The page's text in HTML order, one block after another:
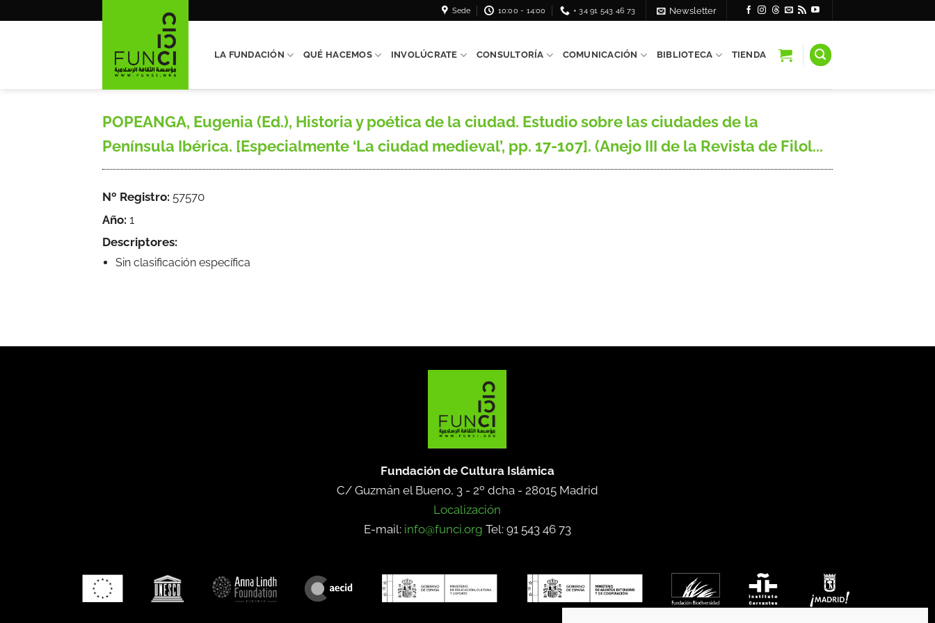
Sede 10:00 - 14:00 + 34 91 543 46 73 Newsletter
LA FUNDACIÓN QUÉ HACEMOS INVOLÚCRATE CONSULTORÍA COMUNICACIÓN BIBLIOTECA TIENDA
POPEANGA, Eugenia (Ed.), Historia y poética de la ciudad. Estudio sobre las ciudades de la
Península Ibérica. [Especialmente ‘La ciudad medieval’, pp. 17-107]. (Anejo III de la Revista de Filol...
Nº Registro: 57570
Año: 1
Descriptores:
Sin clasificación específica
Fundación de Cultura Islámica
C/ Guzmán el Bueno, 3 - 2º dcha - 28015 Madrid
Localización
E-mail: info@funci.org Tel: 91 543 46 73